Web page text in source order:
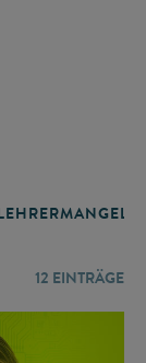
12 EINTRÄGE